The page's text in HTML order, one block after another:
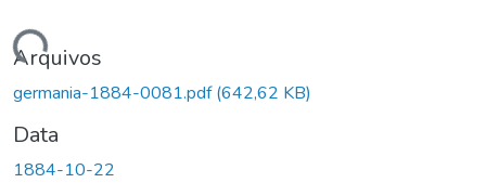
Arquivos
germania-1884-0081.pdf(642,62 KB)
Data
1884-10-22